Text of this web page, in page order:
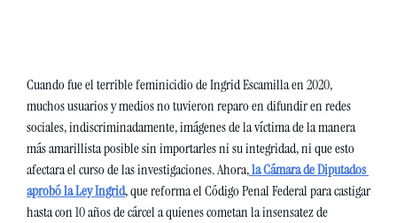
Cuando fue el terrible feminicidio de Ingrid Escamilla en 2020,
muchos usuarios y medios no tuvieron reparo en difundir en redes
sociales, indiscriminadamente, imágenes de la víctima de la manera
más amarillista posible sin importarles ni su integridad, ni que esto
afectara el curso de las investigaciones. Ahora,la Cámara de Diputados
aprobó la Ley Ingrid, que reforma el Código Penal Federal para castigar
hasta con 10 años de cárcel a quienes cometan la insensatez de